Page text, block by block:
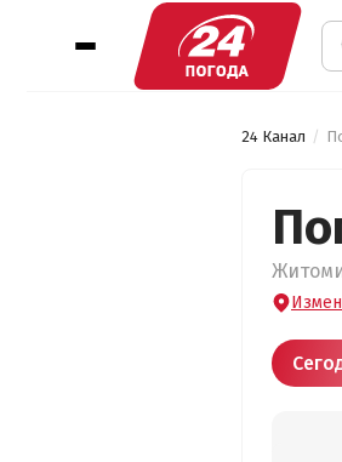
24 Канал